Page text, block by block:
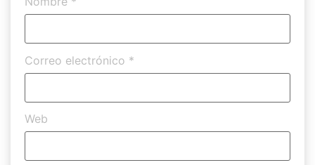
Correo electrónico *
Web